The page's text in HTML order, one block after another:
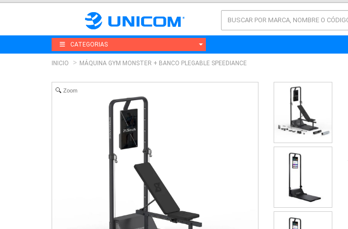
CATEGORIAS
INICIO MÁQUINA GYM MONSTER + BANCO PLEGABLE SPEEDIANCE
Zoom